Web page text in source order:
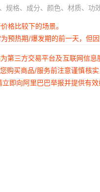
规格、成分、颜色、材质、功
格比较下的场景。
预热期/爆发期的前一天，但
第三方交易平台及互联网信
购买商品/服务前注意谨慎核
即向阿里巴巴举报并提供有效